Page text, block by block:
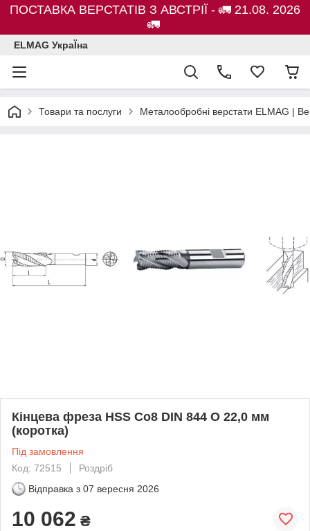
ПОСТАВКА ВЕРСТАТІВ З АВСТРІЇ - 🚛 21.08. 2026
🚛
ELMAG УкраЇна
Товари та послуги Металообробні верстати ELMAG |
Кінцева фреза HSS Co8 DIN 844 O 22,0 мм
(коротка)
Під замовлення
Код: 72515
Роздріб
Відправка з 07 вересня 2026
10 062 ₴